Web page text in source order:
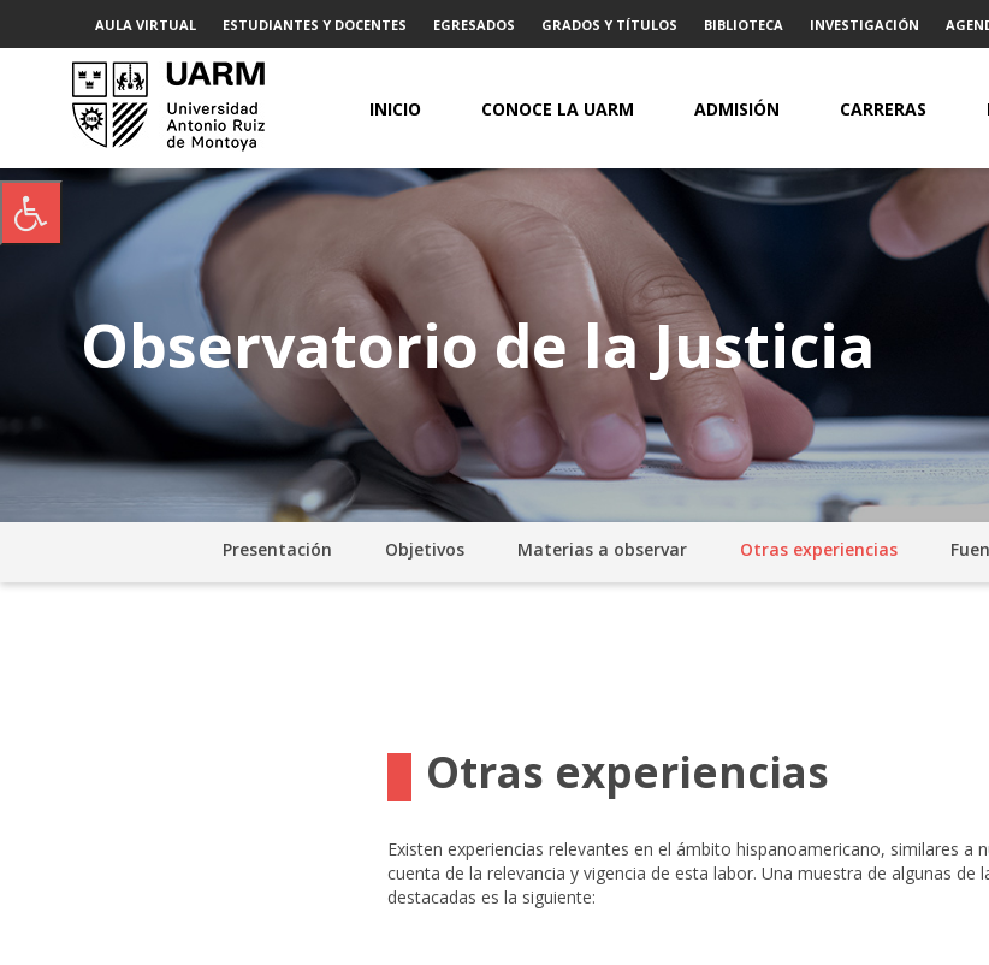
AULA VIRTUAL ESTUDIANTES Y DOCENTES EGRESADOS GRADOS Y TÍTULOS BIBLIOTECA INVESTIGACIÓN
INICIO CONOCE LA UARM ADMISIÓN CARRERAS
Observatorio de la Justicia
Presentación Objetivos Materias a observar Otras experiencias
Otras experiencias
Existen experiencias relevantes en el ámbito hispanoamericano, similares a
cuenta de la relevancia y vigencia de esta labor. Una muestra de algunas de
destacadas es la siguiente: